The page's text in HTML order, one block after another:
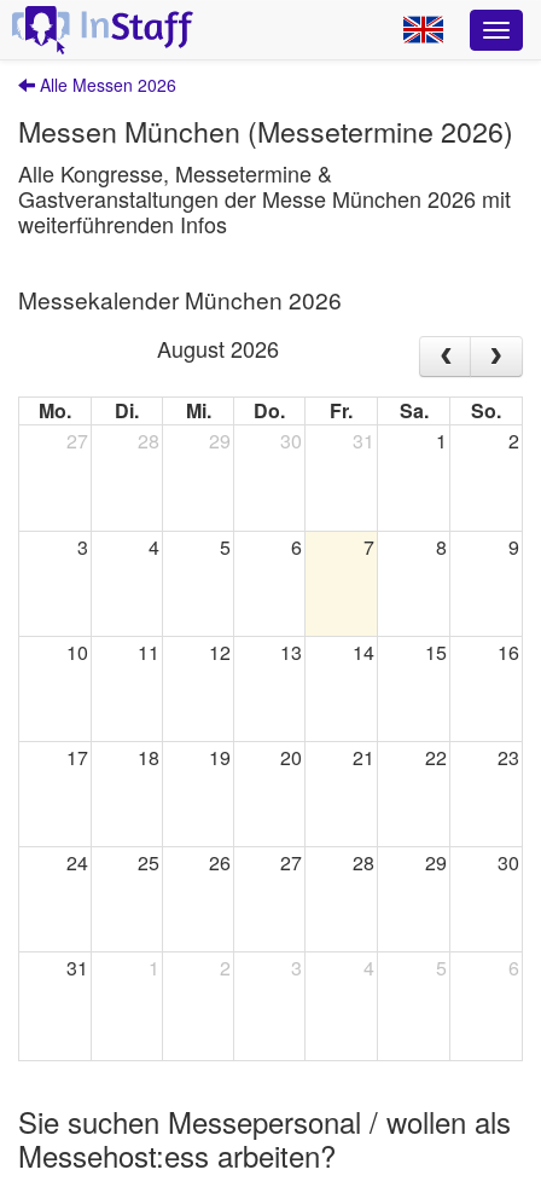
Alle Messen 2026
Messen München (Messetermine 2026)
Alle Kongresse, Messetermine &
Gastveranstaltungen der Messe München 2026 mit
weiterführenden Infos
Messekalender München 2026
August 2026
Mo. Di. Mi. Do. Fr. Sa.
So.
27
28 29 30 31 1 2
3 4 5 6 7 8 9
10 11 12 13 14 15 16
17 18 19 20 21 22 23
24 25 26 27 28 29 30
31 1 2 3 4 5 6
Sie suchen Messepersonal / wollen als
Messehost:ess arbeiten?